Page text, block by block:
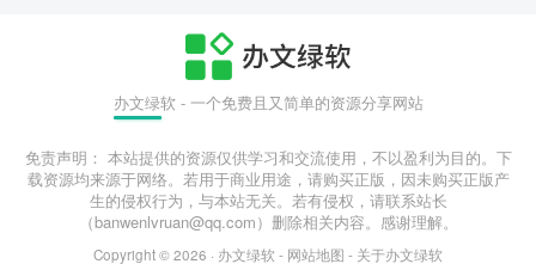
办文绿软 - 一个免费且又简单的资源分享网站
免责声明： 本站提供的资源仅供学习和交流使用，不以盈利为目的。下
载资源均来源于网络。若用于商业用途，请购买正版，因未购买正版产
生的侵权行为，与本站无关。若有侵权，请联系站长
（banwenlvruan@qq.com）删除相关内容。感谢理解。
Copyright © 2026 · 办文绿软 - 网站地图 - 关于办文绿软